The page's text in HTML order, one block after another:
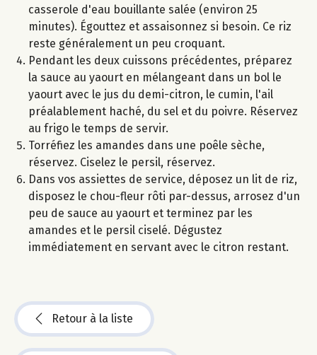
casserole d'eau bouillante salée (environ 25
minutes). Égouttez et assaisonnez si besoin. Ce riz
reste généralement un peu croquant.
Pendant les deux cuissons précédentes, préparez
la sauce au yaourt en mélangeant dans un bol le
yaourt avec le jus du demi-citron, le cumin, l'ail
préalablement haché, du sel et du poivre. Réservez
au frigo le temps de servir.
Torréfiez les amandes dans une poêle sèche,
réservez. Ciselez le persil, réservez.
Dans vos assiettes de service, déposez un lit de riz,
disposez le chou-fleur rôti par-dessus, arrosez d'un
peu de sauce au yaourt et terminez par les
amandes et le persil ciselé. Dégustez
immédiatement en servant avec le citron restant.
Retour à la liste